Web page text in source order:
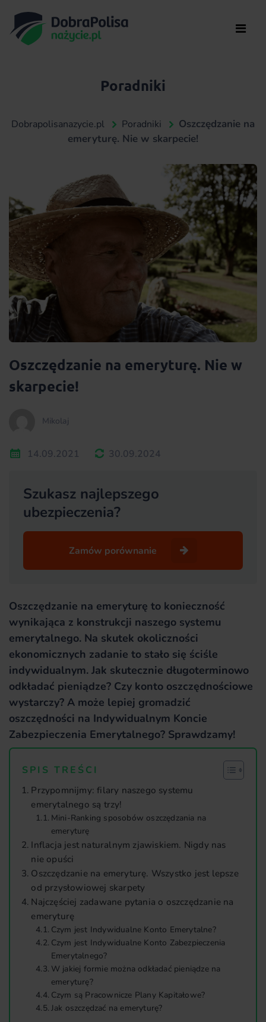
Poradniki
Dobrapolisanazycie.pl Poradniki
Oszczędzanie na
emeryturę. Nie w skarpecie!
Oszczędzanie na emeryturę. Nie w
skarpecie!
Mikolaj
14.09.2021 30.09.2024
Szukasz najlepszego
ubezpieczenia?
Zamów porównanie
Oszczędzanie na emeryturę to konieczność
wynikająca z konstrukcji naszego systemu
emerytalnego. Na skutek okoliczności
ekonomicznych zadanie to stało się ściśle
indywidualnym. Jak skutecznie długoterminowo
odkładać pieniądze? Czy konto oszczędnościowe
wystarczy? A może lepiej gromadzić
oszczędności na Indywidualnym Koncie
Zabezpieczenia Emerytalnego? Sprawdzamy!
SPIS TREŚCI
Przypomnijmy: filary naszego systemu
emerytalnego są trzy!
Mini-Ranking sposobów oszczędzania na
emeryturę
Inflacja jest naturalnym zjawiskiem. Nigdy nas
nie opuści
Oszczędzanie na emeryturę. Wszystko jest lepsze
od przysłowiowej skarpety
Najczęściej zadawane pytania o oszczędzanie na
emeryturę
Czym jest Indywidualne Konto Emerytalne?
Czym jest Indywidualne Konto Zabezpieczenia
Emerytalnego?
W jakiej formie można odkładać pieniądze na
emeryturę?
Czym są Pracownicze Plany Kapitałowe?
Jak oszczędzać na emeryturę?